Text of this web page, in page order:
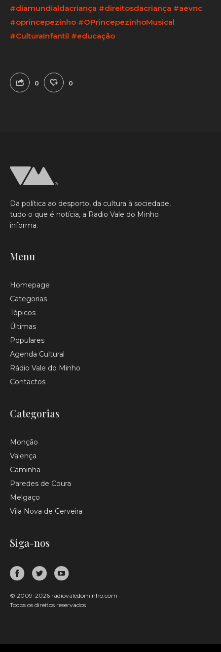
#diamundialdacriança #direitosdacriança #aevnc
#oprincepezinho #OPrincepezinhoMusical
#CulturaInfantil #educação
0 0
Da política ao desporto, da cultura à sociedade,
tudo o que é notícia, a Radio Vale do Minho
informa.
Menu
Homepage
Categorias
Tópicos
Últimas
Populares
Agenda Cultural
Rádio Vale do Minho
Contactos
Categorias
Monção
Valença
Caminha
Paredes de Coura
Melgaço
Vila Nova de Cerveira
Siga-nos
© 2009-2026 radiovaledominho.com
Todos os direitos reservados